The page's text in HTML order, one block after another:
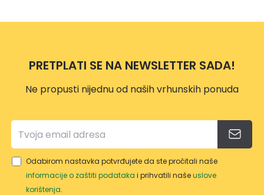
PRETPLATI SE NA NEWSLETTER SADA!
Ne propusti nijednu od naših vrhunskih ponuda
Odabirom nastavka potvrđujete da ste pročitali naše
informacije o zaštiti podataka i prihvatili našeuslove
korištenja.